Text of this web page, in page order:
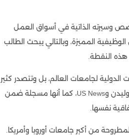
وسيرته الذاتية في أسواق العمل
المميزة، وبالتالي يبحث الطالب
النقطة.
لجامعات العالم، بل وتتصدر كثير
منها المراتب المتقدمة، ومن بين تلك التصنيفات الـ Qs والتايمز وشنغهاي وليدن وUS News، كما أنها مسجلة ضمن
نفسها.
من أكبر جامعات أوروبا وأمريكا.